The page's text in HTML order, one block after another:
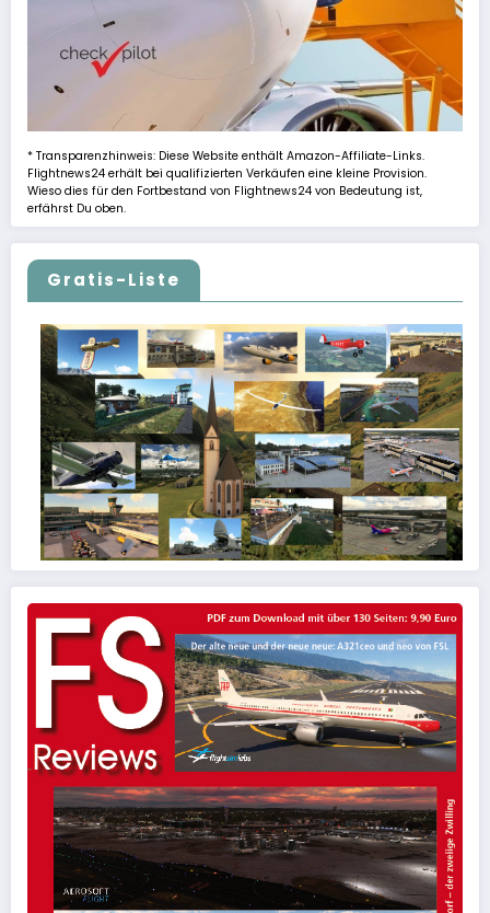
* Transparenzhinweis: Diese Website enthält Amazon-Affiliate-Links.
Flightnews24 erhält bei qualifizierten Verkäufen eine kleine Provision.
Wieso dies für den Fortbestand von Flightnews24 von Bedeutung ist,
erfährst Du oben.
Gratis-Liste